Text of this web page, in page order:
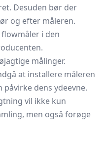
Desuden bør der
og efter måleren.
i den
målinger.
at installere måleren
dens ydeevne.
vil ikke kun
men også forøge